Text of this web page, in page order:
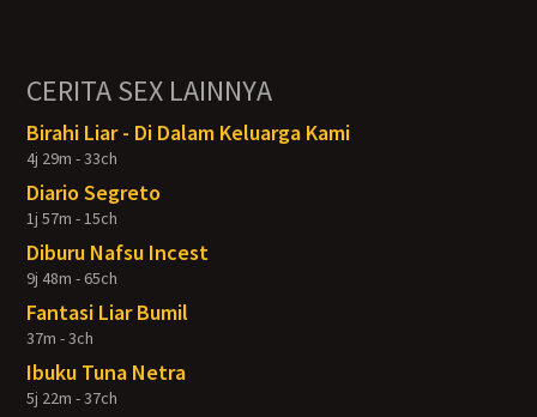
CERITA SEX LAINNYA
Birahi Liar - Di Dalam Keluarga Kami
4j 29m - 33ch
Diario Segreto
1j 57m - 15ch
Diburu Nafsu Incest
9j 48m - 65ch
Fantasi Liar Bumil
37m - 3ch
Ibuku Tuna Netra
5j 22m - 37ch